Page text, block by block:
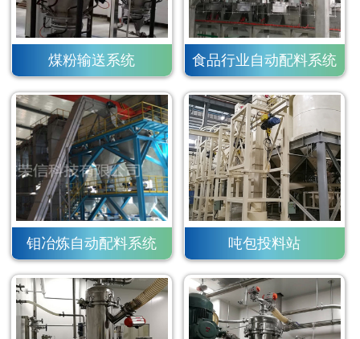
煤粉输送系统 食品行业自动配料系统
钼冶炼自动配料系统 吨包投料站